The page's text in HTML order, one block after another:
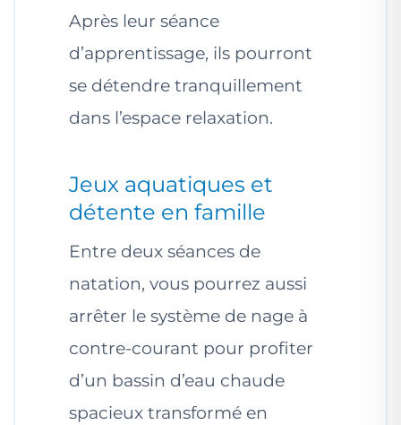
Après leur séance
d’apprentissage, ils pourront
se détendre tranquillement
dans l’espace relaxation.
Jeux aquatiques et
détente en famille
Entre deux séances de
natation, vous pourrez aussi
arrêter le système de nage à
contre-courant pour profiter
d’un bassin d’eau chaude
spacieux transformé en